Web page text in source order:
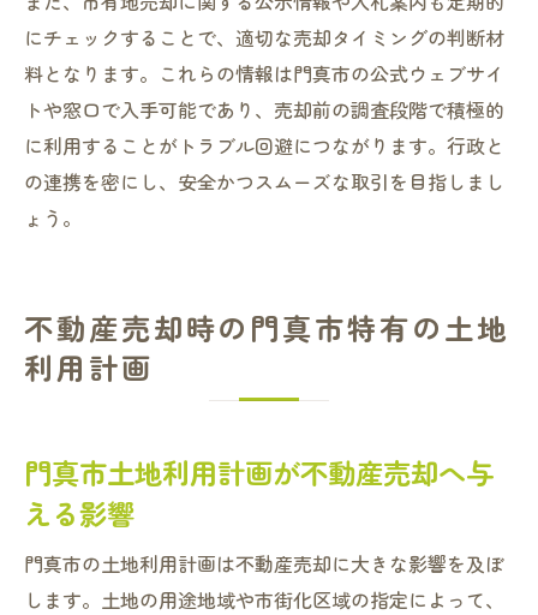
にチェックすることで、適切な売却タイミングの判断材
料となります。これらの情報は門真市の公式ウェブサイ
トや窓口で入手可能であり、売却前の調査段階で積極的
に利用することがトラブル回避につながります。行政と
の連携を密にし、安全かつスムーズな取引を目指しまし
ょう。
不動産売却時の門真市特有の土地
利用計画
門真市土地利用計画が不動産売却へ与
える影響
門真市の土地利用計画は不動産売却に大きな影響を及ぼ
します。土地の用途地域や市街化区域の指定によって、